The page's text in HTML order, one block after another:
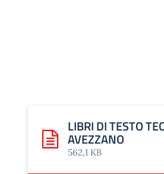
Scarica: LIBRI DI TESTO
LIBRI DI TESTO
AVEZZANO
562,1 KB